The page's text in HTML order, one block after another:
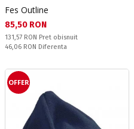
Fes Outline
Текуща цена:
85,50 RON
Pret obisnuit:
131,57 RON Pret obisnuit
Спестявате:
46,06 RON Diferenta
OFFER